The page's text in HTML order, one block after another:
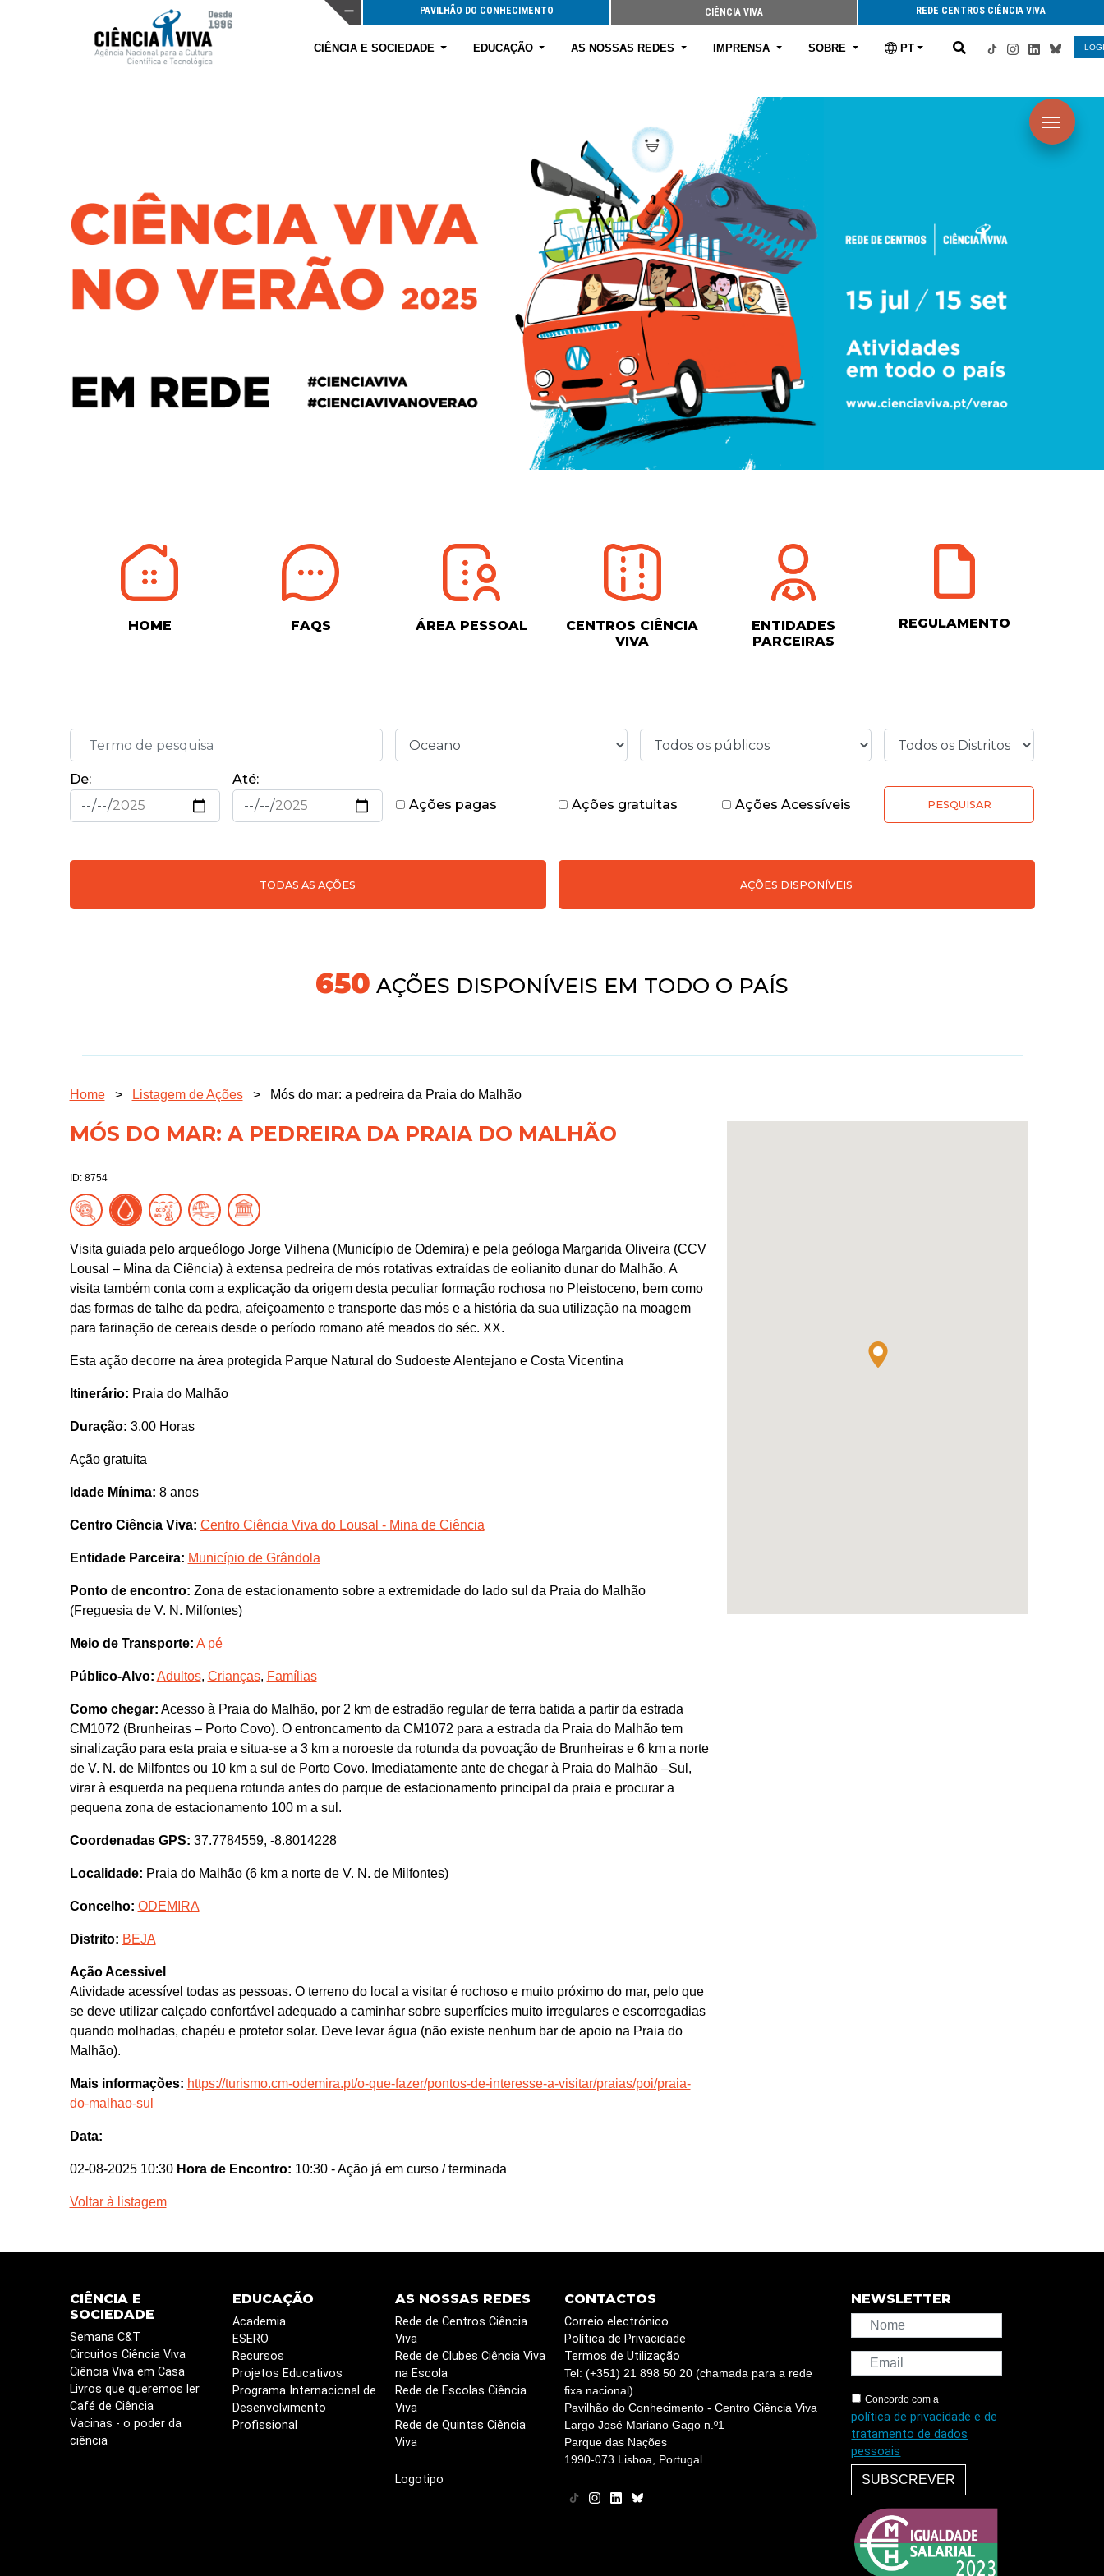
PAVILHÃO DO CONHECIMENTO CIÊNCIA VIVA REDE CENTROS CIÊNCIA VIVA
CIÊNCIA E SOCIEDADE EDUCAÇÃO AS NOSSAS REDES IMPRENSA SOBRE PT
HOME FAQS ÁREA PESSOAL
CENTROS CIÊNCIA
VIVA
ENTIDADES
PARCEIRAS
REGULAMENTO
De:
Até:
Ações pagas
Ações gratuitas Ações Acessíveis PESQUISAR
TODAS AS AÇÕES AÇÕES DISPONÍVEIS
718AÇÕES DISPONÍVEIS EM TODO O PAÍS
Home > Listagem de Ações > Mós do mar: a pedreira da Praia do Malhão
MÓS DO MAR: A PEDREIRA DA PRAIA DO MALHÃO
ID: 8754
Visita guiada pelo arqueólogo Jorge Vilhena (Município de Odemira) e pela geóloga Margarida Oliveira (CCV
Lousal – Mina da Ciência) à extensa pedreira de mós rotativas extraídas de eolianito dunar do Malhão. A
visita também conta com a explicação da origem desta peculiar formação rochosa no Pleistoceno, bem como
das formas de talhe da pedra, afeiçoamento e transporte das mós e a história da sua utilização na moagem
para farinação de cereais desde o período romano até meados do séc. XX.
Esta ação decorre na área protegida Parque Natural do Sudoeste Alentejano e Costa Vicentina
Itinerário: Praia do Malhão
Duração: 3.00 Horas
Ação gratuita
Idade Mínima: 8 anos
Centro Ciência Viva: Centro Ciência Viva do Lousal - Mina de Ciência
Entidade Parceira: Município de Grândola
Ponto de encontro: Zona de estacionamento sobre a extremidade do lado sul da Praia do Malhão
(Freguesia de V. N. Milfontes)
Meio de Transporte: A pé
Público-Alvo: Adultos, Crianças, Famílias
Como chegar: Acesso à Praia do Malhão, por 2 km de estradão regular de terra batida a partir da estrada
CM1072 (Brunheiras – Porto Covo). O entroncamento da CM1072 para a estrada da Praia do Malhão tem
sinalização para esta praia e situa-se a 3 km a noroeste da rotunda da povoação de Brunheiras e 6 km a norte
de V. N. de Milfontes ou 10 km a sul de Porto Covo. Imediatamente ante de chegar à Praia do Malhão –Sul,
virar à esquerda na pequena rotunda antes do parque de estacionamento principal da praia e procurar a
pequena zona de estacionamento 100 m a sul.
Coordenadas GPS: 37.7784559, -8.8014228
Localidade: Praia do Malhão (6 km a norte de V. N. de Milfontes)
Concelho: ODEMIRA
Distrito: BEJA
Ação Acessivel
Atividade acessível todas as pessoas. O terreno do local a visitar é rochoso e muito próximo do mar, pelo que
se deve utilizar calçado confortável adequado a caminhar sobre superfícies muito irregulares e escorregadias
quando molhadas, chapéu e protetor solar. Deve levar água (não existe nenhum bar de apoio na Praia do
Malhão).
Mais informações: https://turismo.cm-odemira.pt/o-que-fazer/pontos-de-interesse-a-visitar/praias/poi/praia-
do-malhao-sul
Data:
02-08-2025 10:30 Hora de Encontro: 10:30 - Ação já em curso / terminada
Voltar à listagem
CIÊNCIA E
SOCIEDADE
Semana C&T
Circuitos Ciência Viva
Ciência Viva em Casa
Livros que queremos ler
Café de Ciência
Vacinas - o poder da
ciência
EDUCAÇÃO
Academia
ESERO
Recursos
Projetos Educativos
Programa Internacional de
Desenvolvimento
Profissional
AS NOSSAS REDES
Rede de Centros Ciência
Viva
Rede de Clubes Ciência Viva
na Escola
Rede de Escolas Ciência
Viva
Rede de Quintas Ciência
Viva
Logotipo
CONTACTOS
Correio electrónico
Política de Privacidade
Termos de Utilização
Tel: (+351) 21 898 50 20 (chamada para a rede
fixa nacional)
Pavilhão do Conhecimento - Centro Ciência Viva
Largo José Mariano Gago n.º1
Parque das Nações
1990-073 Lisboa, Portugal
NEWSLETTER
Concordo com a
política de privacidade e de
tratamento de dados
pessoais
SUBSCREVER